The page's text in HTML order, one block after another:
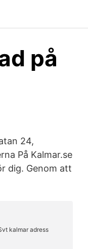
på
24,
På Kalmar.se
dig. Genom att